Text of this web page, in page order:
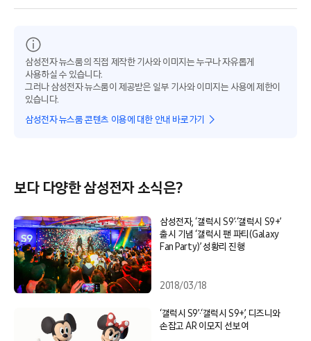
삼성전자 뉴스룸의 직접 제작한 기사와 이미지는 누구나 자유롭게
사용하실 수 있습니다.
그러나 삼성전자 뉴스룸이 제공받은 일부 기사와 이미지는 사용에 제한이
있습니다.
삼성전자 뉴스룸 콘텐츠 이용에 대한 안내 바로가기
보다 다양한 삼성전자 소식은?
삼성전자, ‘갤럭시 S9’·‘갤럭시 S9+’
출시 기념 ‘갤럭시 팬 파티(Galaxy
Fan Party)’ 성황리 진행
2018/03/18
‘갤럭시 S9’·‘갤럭시 S9+’, 디즈니와
손잡고 AR 이모지 선보여